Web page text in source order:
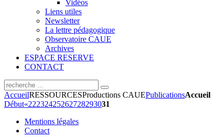
Vidéos
Liens utiles
Newsletter
La lettre pédagogique
Observatoire CAUE
Archives
ESPACE RESERVE
CONTACT
AccueilRESSOURCESProductions CAUEPublicationsAccueil
Début«22232425262728293031
Mentions légales
Contact